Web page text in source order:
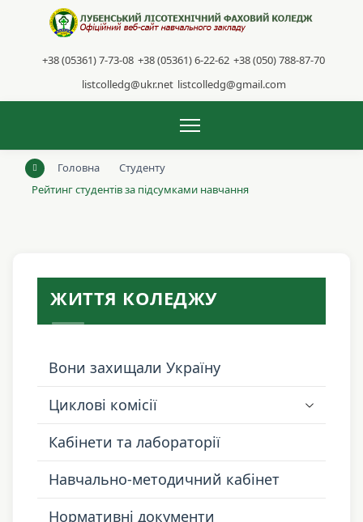
+38 (05361) 7-73-08 +38 (05361) 6-22-62 +38 (050) 788-87-70
listcolledg@ukr.net listcolledg@gmail.com
Головна
Студенту
Рейтинг студентів за підсумками навчання
ЖИТТЯ КОЛЕДЖУ
Вони захищали Україну
Циклові комісії
Кабінети та лабораторії
Навчально-методичний кабінет
Нормативні документи